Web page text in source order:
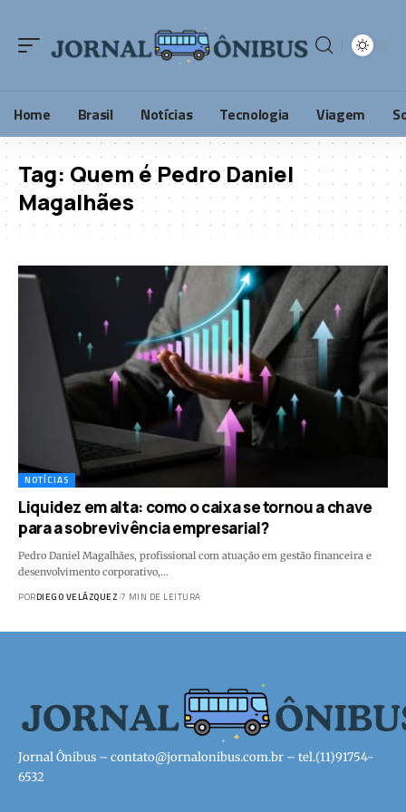
Home Brasil Notícias Tecnologia Viagem
Tag: Quem é Pedro Daniel
Magalhães
NOTÍCIAS
Liquidez em alta: como o caixa se tornou a chave
para a sobrevivência empresarial?
Pedro Daniel Magalhães, profissional com atuação em gestão financeira e
desenvolvimento corporativo,…
PORDIEGO VELÁZQUEZ 7 MIN DE LEITURA
Jornal Ônibus – contato@jornalonibus.com.br – tel.(11)91754-
6532